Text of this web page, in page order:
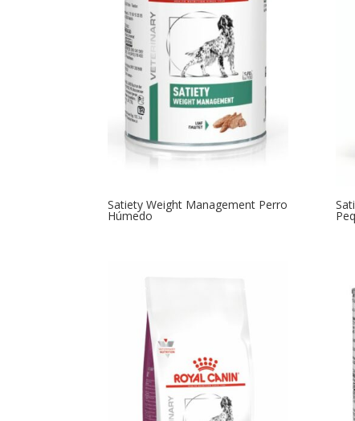
Satiety Weight Management Perro
Húmedo